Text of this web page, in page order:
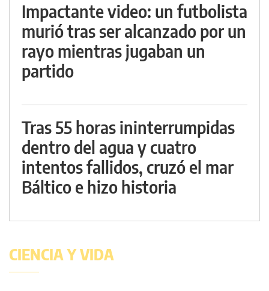
Impactante video: un futbolista
murió tras ser alcanzado por un
rayo mientras jugaban un
partido
Tras 55 horas ininterrumpidas
dentro del agua y cuatro
intentos fallidos, cruzó el mar
Báltico e hizo historia
CIENCIA Y VIDA